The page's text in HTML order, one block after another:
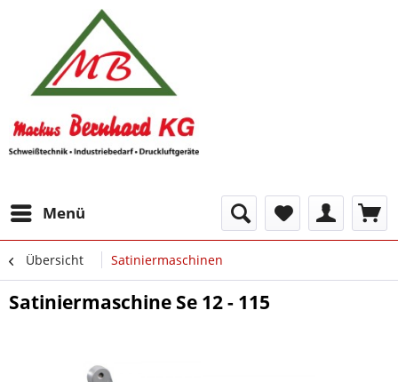
Menü
Übersicht Satiniermaschinen
Satiniermaschine Se 12 - 115